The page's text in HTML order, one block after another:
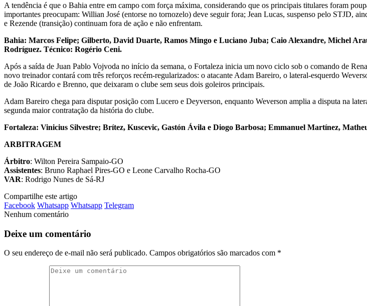
A tendência é que o Bahia entre em campo com força máxima, considerando que os principais titulares foram
importantes preocupam: Willian José (entorse no tornozelo) deve seguir fora; Jean Lucas, suspenso pelo STJD,
e Rezende (transição) continuam fora de ação e não enfrentam.
Bahia: Marcos Felipe; Gilberto, David Duarte, Ramos Mingo e Luciano Juba; Caio Alexandre, Michel
Rodríguez. Técnico: Rogério Ceni.
Após a saída de Juan Pablo Vojvoda no início da semana, o Fortaleza inicia um novo ciclo sob o comando de
novo treinador contará com três reforços recém-regularizados: o atacante Adam Bareiro, o lateral-esquerdo
de João Ricardo e Brenno, que deixaram o clube sem seus dois goleiros principais.
Adam Bareiro chega para disputar posição com Lucero e Deyverson, enquanto Weverson amplia a disputa na
segunda maior contratação da história do clube.
Fortaleza: Vinicius Silvestre; Brítez, Kuscevic, Gastón Ávila e Diogo Barbosa; Emmanuel Martínez,
ARBITRAGEM
Árbitro: Wilton Pereira Sampaio-GO
Assistentes: Bruno Raphael Pires-GO e Leone Carvalho Rocha-GO
VAR: Rodrigo Nunes de Sá-RJ
Compartilhe este artigo
Facebook Whatsapp Whatsapp Telegram
Nenhum comentário
Deixe um comentário
O seu endereço de e-mail não será publicado. Campos obrigatórios são marcados com *